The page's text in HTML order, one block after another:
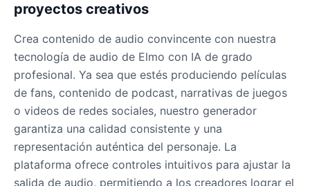
proyectos creativos
Crea contenido de audio convincente con nuestra
tecnología de audio de Elmo con IA de grado
profesional. Ya sea que estés produciendo películas
de fans, contenido de podcast, narrativas de juegos
o videos de redes sociales, nuestro generador
garantiza una calidad consistente y una
representación auténtica del personaje. La
plataforma ofrece controles intuitivos para ajustar la
salida de audio, permitiendo a los creadores lograr el